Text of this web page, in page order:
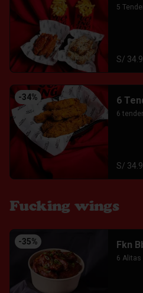
5
S/
-34% 6
6
S/
Fucking wings
-35% Fkn
6 Alitas